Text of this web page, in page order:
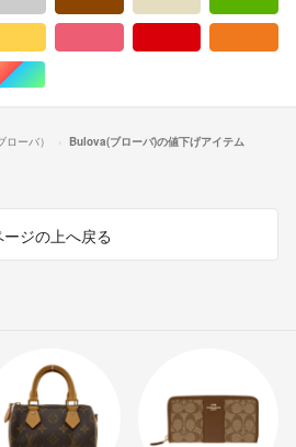
ド/金色系マルチカラー
ーバ） Bulova(ブローバ)の値下げアイテム
ージの上へ戻る